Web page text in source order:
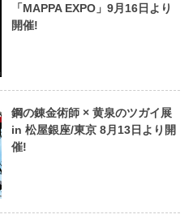
「MAPPA EXPO」9月16日より
開催!
鋼の錬金術師 × 黄泉のツガイ展
in 松屋銀座/東京 8月13日より開
催!